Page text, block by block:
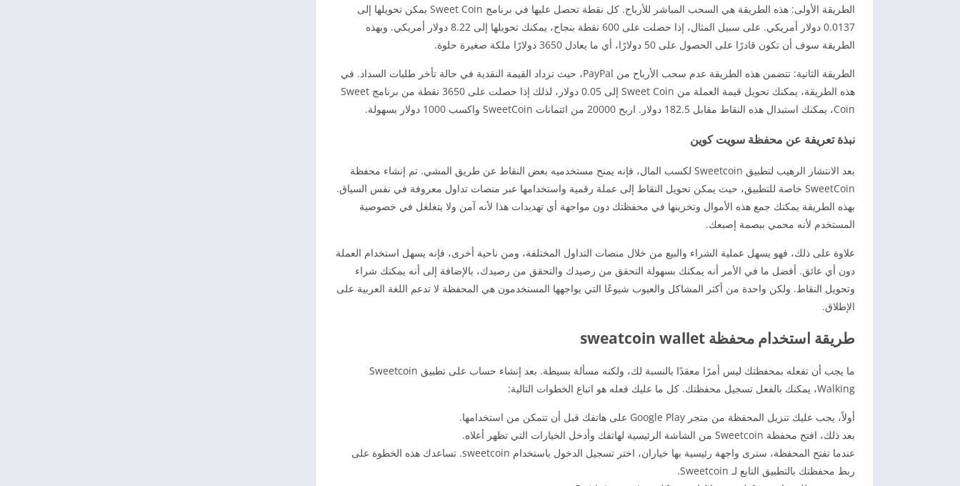
الطريقة الأولى: هذه الطريقة هي السحب المباشر للأرباح. كل نقطة تحصل عليها في برنامج Sweet Coin يمكن تحويلها إلى
0.0137 دولار أمريكي. على سبيل المثال، إذا حصلت على 600 نقطة بنجاح، يمكنك تحويلها إلى 8.22 دولار أمريكي. وبهذه
الطريقة سوف أن تكون قادرًا على الحصول على 50 دولارًا، أي ما يعادل 3650 دولارًا ملكة صغيرة حلوة.
الطريقة الثانية: تتضمن هذه الطريقة عدم سحب الأرباح من PayPal، حيث تزداد القيمة النقدية في حالة تأخر طلبات السداد. في
هذه الطريقة، يمكنك تحويل قيمة العملة من Sweet Coin إلى 0.05 دولار، لذلك إذا حصلت على 3650 نقطة من برنامج Sweet
Coin، يمكنك استبدال هذه النقاط مقابل 182.5 دولار. اربح 20000 من ائتمانات SweetCoin واكسب 1000 دولار بسهولة.
نبذة تعريفة عن محفظة سويت كوين
بعد الانتشار الرهيب لتطبيق Sweetcoin لكسب المال، فإنه يمنح مستخدميه بعض النقاط عن طريق المشي. تم إنشاء محفظة
SweetCoin خاصة للتطبيق، حيث يمكن تحويل النقاط إلى عملة رقمية واستخدامها عبر منصات تداول معروفة في نفس السياق.
بهذه الطريقة يمكنك جمع هذه الأموال وتخزينها في محفظتك دون مواجهة أي تهديدات هذا لأنه آمن ولا يتغلغل في خصوصية
المستخدم لأنه محمي ببصمة إصبعك.
علاوة على ذلك، فهو يسهل عملية الشراء والبيع من خلال منصات التداول المختلفة، ومن ناحية أخرى، فإنه يسهل استخدام العملة
دون أي عائق. أفضل ما في الأمر أنه يمكنك بسهولة التحقق من رصيدك والتحقق من رصيدك، بالإضافة إلى أنه يمكنك شراء
وتحويل النقاط. ولكن واحدة من أكثر المشاكل والعيوب شيوعًا التي يواجهها المستخدمون هي المحفظة لا تدعم اللغة العربية على
الإطلاق.
طريقة استخدام محفظة sweatcoin wallet
ما يجب أن تفعله بمحفظتك ليس أمرًا معقدًا بالنسبة لك، ولكنه مسألة بسيطة. بعد إنشاء حساب على تطبيق Sweetcoin
Walking، يمكنك بالفعل تسجيل محفظتك. كل ما عليك فعله هو اتباع الخطوات التالية:
أولاً، يجب عليك تنزيل المحفظة من متجر Google Play على هاتفك قبل أن تتمكن من استخدامها.
بعد ذلك، افتح محفظة Sweetcoin من الشاشة الرئيسية لهاتفك وأدخل الخيارات التي تظهر أعلاه.
عندما تفتح المحفظة، سترى واجهة رئيسية بها خياران، اختر تسجيل الدخول باستخدام sweetcoin. تساعدك هذه الخطوة على
ربط محفظتك بالتطبيق التابع لـ Sweetcoin.